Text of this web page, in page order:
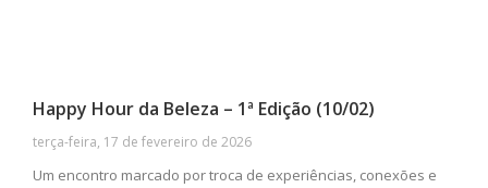
Happy Hour da Beleza – 1ª Edição (10/02)
terça-feira, 17 de fevereiro de 2026
Um encontro marcado por troca de experiências, conexões e